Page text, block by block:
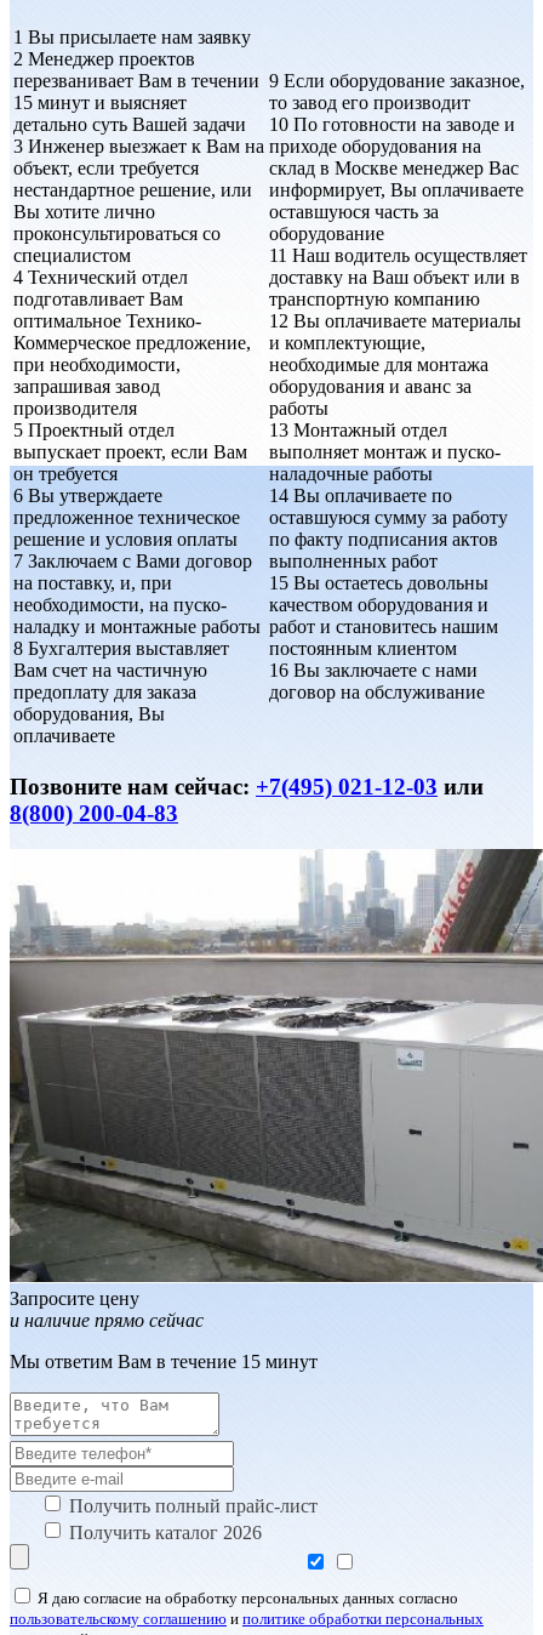
1 Вы присылаете нам заявку
2 Менеджер проектов
перезванивает Вам в течении
15 минут и выясняет
детально суть Вашей задачи
3 Инженер выезжает к Вам на
объект, если требуется
нестандартное решение, или
Вы хотите лично
проконсультироваться со
специалистом
4 Технический отдел
подготавливает Вам
оптимальное Технико-
Коммерческое предложение,
при необходимости,
запрашивая завод
производителя
5 Проектный отдел
выпускает проект, если Вам
он требуется
6 Вы утверждаете
предложенное техническое
решение и условия оплаты
7 Заключаем с Вами договор
на поставку, и, при
необходимости, на пуско-
наладку и монтажные работы
8 Бухгалтерия выставляет
Вам счет на частичную
предоплату для заказа
оборудования, Вы
оплачиваете
9 Если оборудование заказное,
то завод его производит
10 По готовности на заводе и
приходе оборудования на
склад в Москве менеджер Вас
информирует, Вы оплачиваете
оставшуюся часть за
оборудование
11 Наш водитель осуществляет
доставку на Ваш объект или в
транспортную компанию
12 Вы оплачиваете материалы
и комплектующие,
необходимые для монтажа
оборудования и аванс за
работы
13 Монтажный отдел
выполняет монтаж и пуско-
наладочные работы
14 Вы оплачиваете по
оставшуюся сумму за работу
по факту подписания актов
выполненных работ
15 Вы остаетесь довольны
качеством оборудования и
работ и становитесь нашим
постоянным клиентом
16 Вы заключаете с нами
договор на обслуживание
Позвоните нам сейчас: +7(495) 021-12-03 или
8(800) 200-04-83
Запросите цену
и наличие прямо сейчас
Мы ответим Вам в течение 15 минут
Получить полный прайс-лист
Получить каталог 2026
Я даю согласие на обработку персональных данных согласно
пользовательскому соглашению и политике обработки персональных